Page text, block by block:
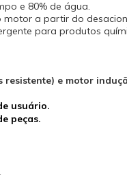
e 80% de água.
motor a partir do
para produtos
resistente) e motor
usuário.
peças.